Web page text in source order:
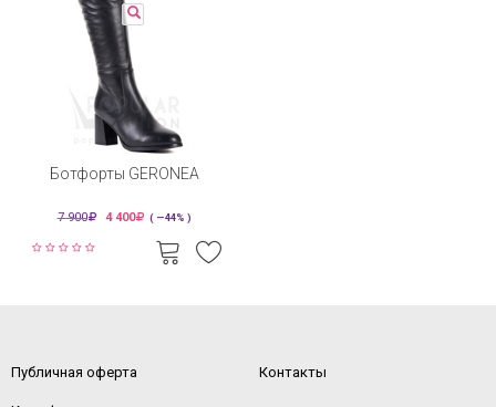
Ботфорты GERONEA
7 900 4 400 ( —44% )
Публичная оферта Контакты